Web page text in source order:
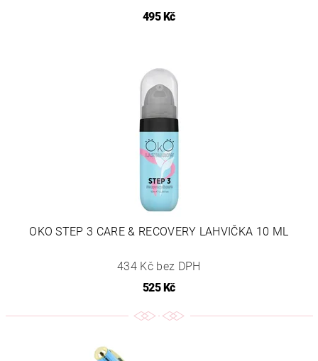
495 Kč
OKO STEP 3 CARE & RECOVERY LAHVIČKA 10 ML
434 Kč bez DPH
525 Kč